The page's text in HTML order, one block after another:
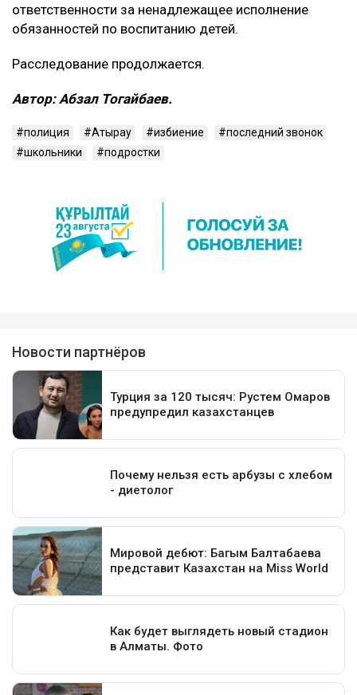
ответственности за ненадлежащее исполнение
обязанностей по воспитанию детей.
Расследование продолжается.
Автор: Абзал Тогайбаев.
полиция Атырау избиение
последний звонок
школьники
подростки